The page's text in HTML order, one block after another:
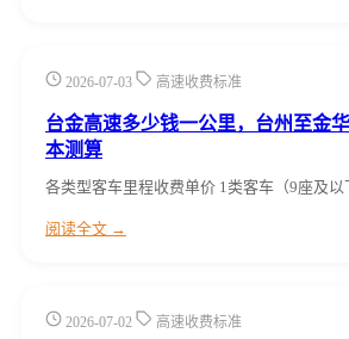
2026-07-03 高速收费标准
台金高速多少钱一公里，台州至金
本测算
各类型客车里程收费单价 1类客车（9座及
阅读全文 →
2026-07-02 高速收费标准